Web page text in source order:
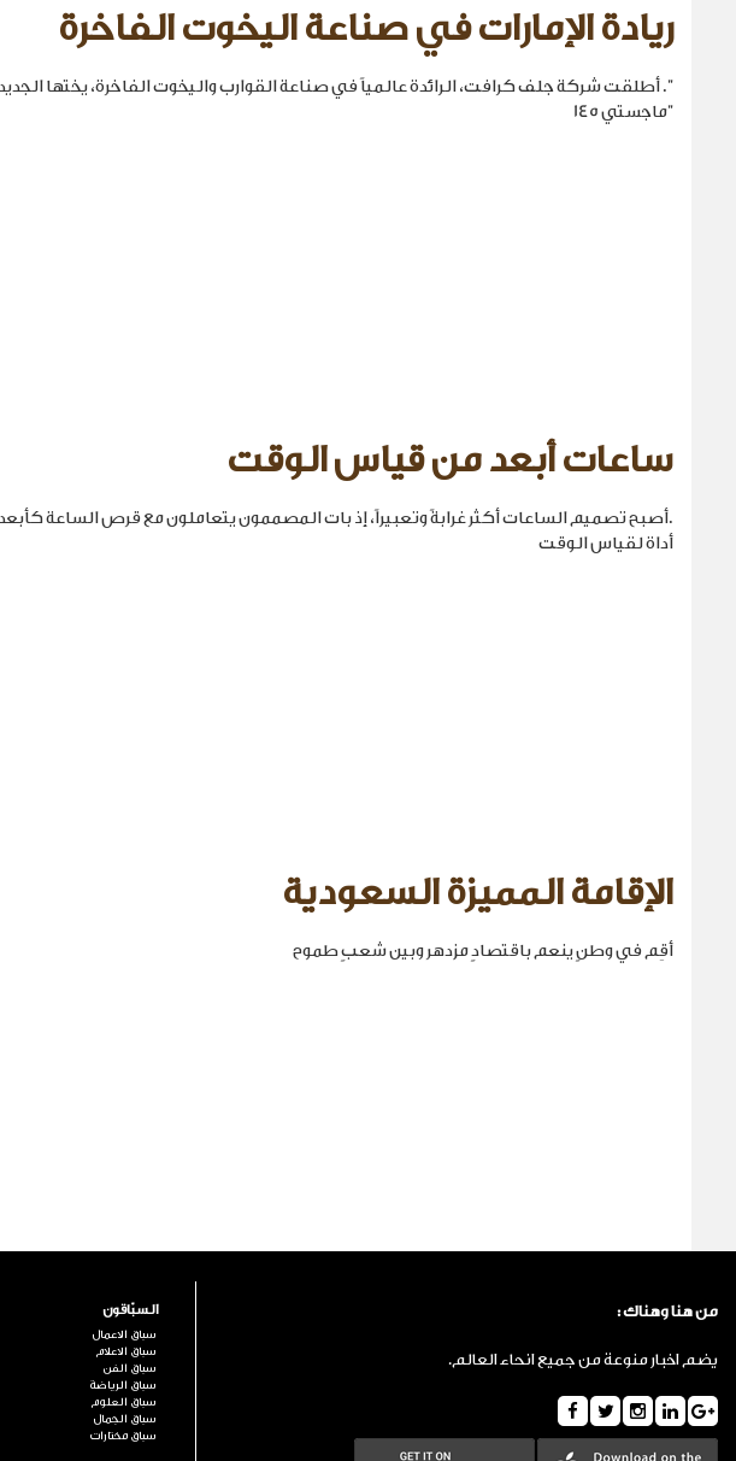
ريادة الإمارات في صناعة اليخوت الفاخرة
". أطلقت شركة جلف كرافت، الرائدة عالمياً في صناعة القوارب واليخوت الفاخرة، يختها
"ماجستي 145
ساعات أبعد من قياس الوقت
.أصبح تصميم الساعات أكثر غرابةً وتعبيراً، إذ بات المصممون يتعاملون مع قرص الساعة
أداة لقياس الوقت
الإقامة المميزة السعودية
أقِم في وطنٍ ينعم باقتصادٍ مزدهر وبين شعبٍ طموح
السبّاقون
سباق الاعمال
سباق الاعلام
سباق الفن
سباق الرياضة
سباق العلوم
سباق الجمال
سباق مختارات
من هنا وهناك :
يضم اخبار منوعة من جميع انحاء العالم.